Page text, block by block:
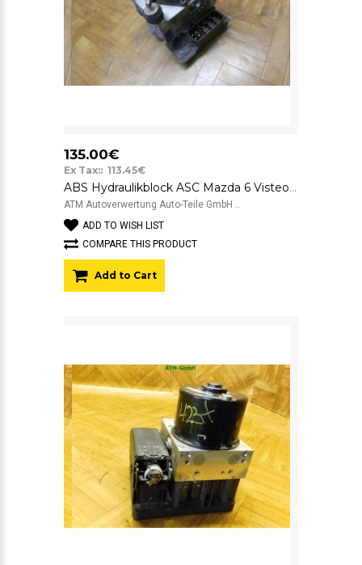
135.00€
Ex Tax:: 113.45€
ABS Hydraulikblock ASC Mazda 6 Visteon 2059150 GJ6F 437A0 2824-F0074
ATM Autoverwertung Auto-Teile GmbH ..
ADD TO WISH LIST
COMPARE THIS PRODUCT
Add to Cart